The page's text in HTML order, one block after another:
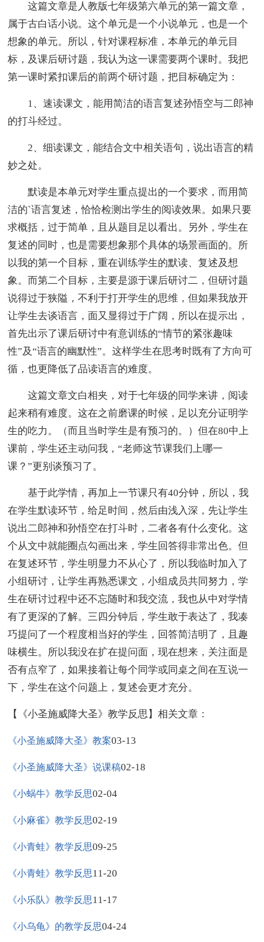
这篇文章是人教版七年级第六单元的第一篇文章，
属于古白话小说。这个单元是一个小说单元，也是一个
想象的单元。所以，针对课程标准，本单元的单元目
标，及课后研讨题，我认为这一课需要两个课时。我把
第一课时紧扣课后的前两个研讨题，把目标确定为：
1、速读课文，能用简洁的语言复述孙悟空与二郎神
的打斗经过。
2、细读课文，能结合文中相关语句，说出语言的精
妙之处。
默读是本单元对学生重点提出的一个要求，而用简
洁的`语言复述，恰恰检测出学生的阅读效果。如果只要
求概括，过于简单，且从题目足以看出。另外，学生在
复述的同时，也是需要想象那个具体的场景画面的。所
以我的第一个目标，重在训练学生的默读、复述及想
象。而第二个目标，主要是源于课后研讨二，但研讨题
说得过于狭隘，不利于打开学生的思维，但如果我放开
让学生去谈语言，面又显得过于广阔，所以在提示出，
首先出示了课后研讨中有意训练的“情节的紧张趣味
性”及“语言的幽默性”。这样学生在思考时既有了方向可
循，也更降低了品读语言的难度。
这篇文章文白相夹，对于七年级的同学来讲，阅读
起来稍有难度。这在之前磨课的时候，足以充分证明学
生的吃力。（而且当时学生是有预习的。）但在80中上
课前，学生还主动问我，“老师这节课我们上哪一
课？”更别谈预习了。
基于此学情，再加上一节课只有40分钟，所以，我
在学生默读环节，给足时间，然后由浅入深，先让学生
说出二郎神和孙悟空在打斗时，二者各有什么变化。这
个从文中就能圈点勾画出来，学生回答得非常出色。但
在复述环节，学生明显力不从心了，所以我临时加入了
小组研讨，让学生再熟悉课文，小组成员共同努力，学
生在研讨过程中还不忘随时和我交流，我也从中对学情
有了更深的了解。三四分钟后，学生敢于表达了，我凑
巧提问了一个程度相当好的学生，回答简洁明了，且趣
味横生。所以我没在扩在提问面，现在想来，关注面是
否有点窄了，如果接着让每个同学或同桌之间在互说一
下，学生在这个问题上，复述会更才充分。
【《小圣施威降大圣》教学反思】相关文章：
《小圣施威降大圣》教案03-13
《小圣施威降大圣》说课稿02-18
《小蜗牛》教学反思02-04
《小麻雀》教学反思02-19
《小青蛙》教学反思09-25
《小青蛙》教学反思11-20
《小乐队》教学反思11-17
《小乌龟》的教学反思04-24